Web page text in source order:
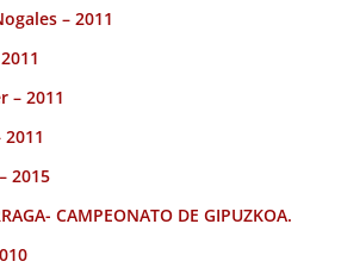
– 2011
– 2011
2015
CAMPEONATO DE GIPUZKOA.